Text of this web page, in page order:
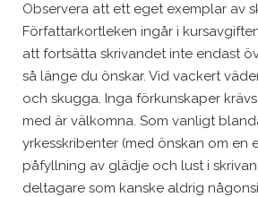
Observera att ett eget exemplar av
Författarkortleken ingår i
att fortsätta skrivandet inte endast
så länge du önskar. Vid vackert
och skugga. Inga förkunskaper
med är välkomna. Som vanligt
yrkesskribenter (med önskan om en
påfyllning av glädje och lust i
deltagare som kanske aldrig